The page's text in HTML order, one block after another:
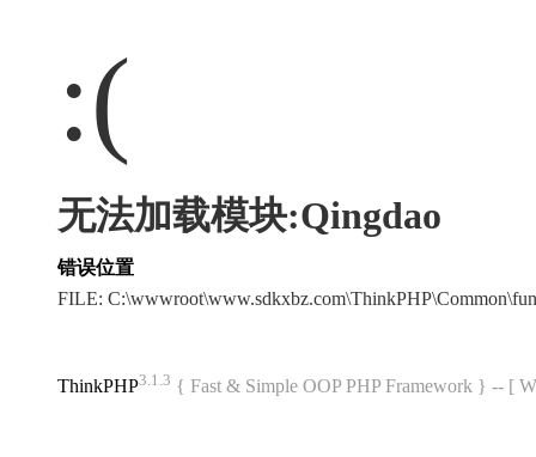
:(
无法加载模块:Qingdao
错误位置
FILE:
ThinkPHP3.1.3 { Fast & Simple OOP PHP Framework } -- [